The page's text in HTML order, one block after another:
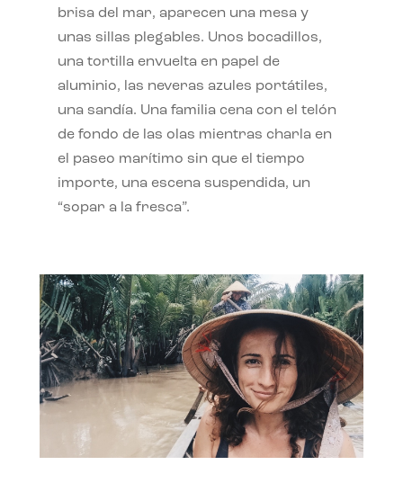
brisa del mar, aparecen una mesa y
unas sillas plegables. Unos bocadillos,
una tortilla envuelta en papel de
aluminio, las neveras azules portátiles,
una sandía. Una familia cena con el telón
de fondo de las olas mientras charla en
el paseo marítimo sin que el tiempo
importe, una escena suspendida, un
“sopar a la fresca”.